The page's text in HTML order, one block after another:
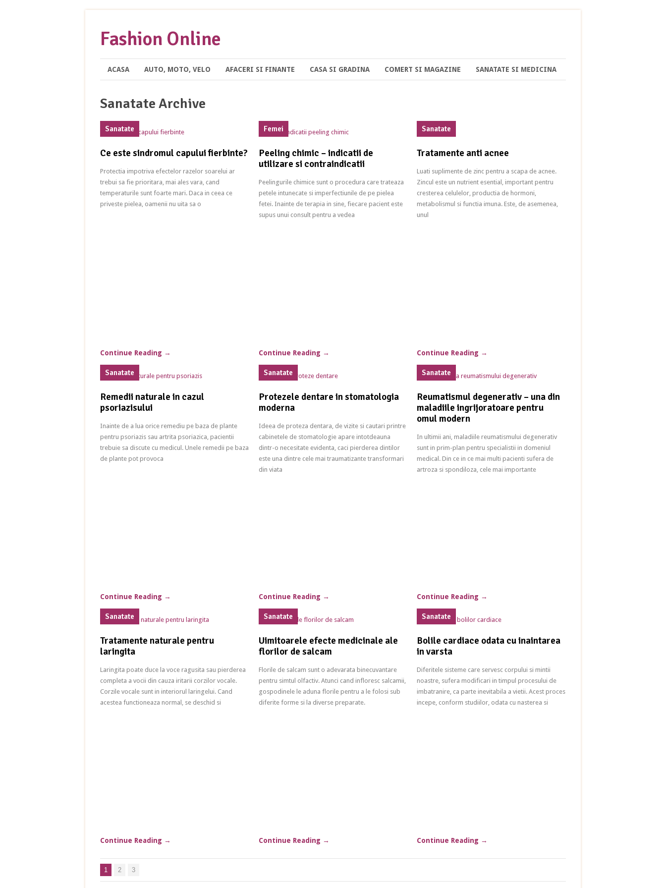
Fashion Online
ACASA AUTO, MOTO, VELO AFACERI SI FINANTE CASA SI GRADINA COMERT SI MAGAZINE SANATATE SI MEDICINA
Sanatate Archive
Sanatate
Ce este sindromul capului fierbinte?
Protectia impotriva efectelor razelor soarelui ar
trebui sa fie prioritara, mai ales vara, cand
temperaturile sunt foarte mari. Daca in ceea ce
priveste pielea, oamenii nu uita sa o
Continue Reading →
Femei
Peeling chimic – indicatii de
utilizare si contraindicatii
Peelingurile chimice sunt o procedura care trateaza
petele intunecate si imperfectiunile de pe pielea
fetei. Inainte de terapia in sine, fiecare pacient este
supus unui consult pentru a vedea
Continue Reading →
Sanatate
Tratamente anti acnee
Luati suplimente de zinc pentru a scapa de acnee.
Zincul este un nutrient esential, important pentru
cresterea celulelor, productia de hormoni,
metabolismul si functia imuna. Este, de asemenea,
unul
Continue Reading →
Sanatate
Remedii naturale in cazul
psoriazisului
Inainte de a lua orice remediu pe baza de plante
pentru psoriazis sau artrita psoriazica, pacientii
trebuie sa discute cu medicul. Unele remedii pe baza
de plante pot provoca
Continue Reading →
Sanatate
Protezele dentare in stomatologia
moderna
Ideea de proteza dentara, de vizite si cautari printre
cabinetele de stomatologie apare intotdeauna
dintr-o necesitate evidenta, caci pierderea dintilor
este una dintre cele mai traumatizante transformari
din viata
Continue Reading →
Sanatate
Reumatismul degenerativ – una din
maladiile ingrijoratoare pentru
omul modern
In ultimii ani, maladiile reumatismului degenerativ
sunt in prim-plan pentru specialistii in domeniul
medical. Din ce in ce mai multi pacienti sufera de
artroza si spondiloza, cele mai importante
Continue Reading →
Sanatate
Tratamente naturale pentru
laringita
Laringita poate duce la voce ragusita sau pierderea
completa a vocii din cauza iritarii corzilor vocale.
Corzile vocale sunt in interiorul laringelui. Cand
acestea functioneaza normal, se deschid si
Continue Reading →
Sanatate
Uimitoarele efecte medicinale ale
florilor de salcam
Florile de salcam sunt o adevarata binecuvantare
pentru simtul olfactiv. Atunci cand infloresc salcamii,
gospodinele le aduna florile pentru a le folosi sub
diferite forme si la diverse preparate.
Continue Reading →
Sanatate
Bolile cardiace odata cu inaintarea
in varsta
Diferitele sisteme care servesc corpului si mintii
noastre, sufera modificari in timpul procesului de
imbatranire, ca parte inevitabila a vietii. Acest proces
incepe, conform studiilor, odata cu nasterea si
Continue Reading →
1 2 3